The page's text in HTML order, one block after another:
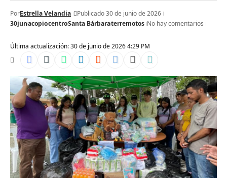
Última actualización: 30 de junio de 2026 4:29 PM
PorEstrella Velandia
Publicado 30 de junio de 2026
30junacopiocentroSanta Bárbaraterremotos No hay comentarios